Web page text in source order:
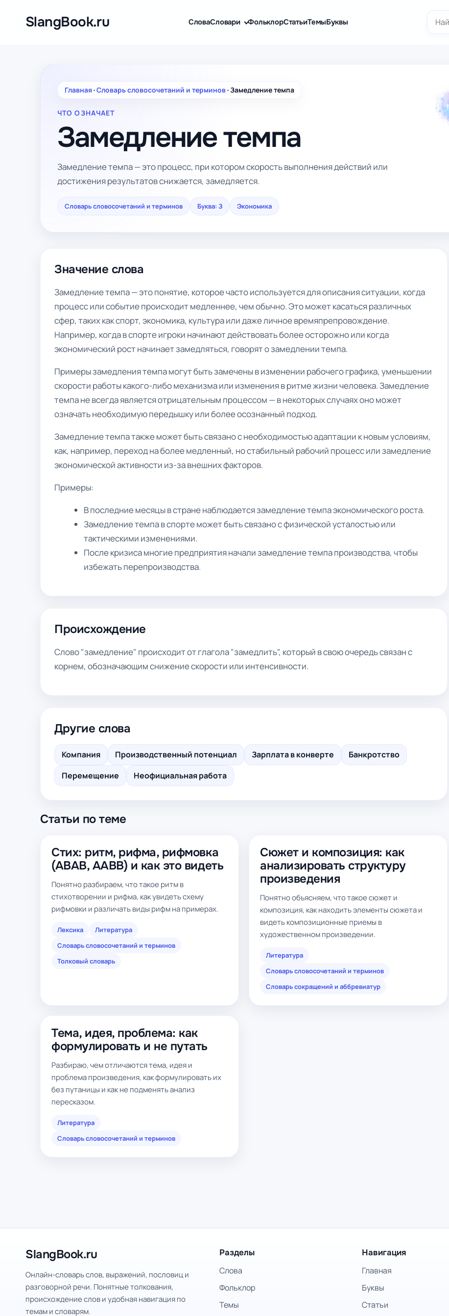
содержимомуSlangBook.ru СловаСловари ФольклорСтатьиТемыБуквы
Главная•Словарь словосочетаний и терминов•Замедление темпа
ЧТО ОЗНАЧАЕТ
Замедление темпа
Замедление темпа — это процесс, при котором скорость выполнения действий или
достижения результатов снижается, замедляется.
Словарь словосочетаний и терминов Буква: З Экономика
Значение слова
Замедление темпа — это понятие, которое часто используется для описания ситуации, когда
процесс или событие происходит медленнее, чем обычно. Это может касаться различных
сфер, таких как спорт, экономика, культура или даже личное времяпрепровождение.
Например, когда в спорте игроки начинают действовать более осторожно или когда
экономический рост начинает замедляться, говорят о замедлении темпа.
Примеры замедления темпа могут быть замечены в изменении рабочего графика, уменьшении
скорости работы какого-либо механизма или изменения в ритме жизни человека. Замедление
темпа не всегда является отрицательным процессом — в некоторых случаях оно может
означать необходимую передышку или более осознанный подход.
Замедление темпа также может быть связано с необходимостью адаптации к новым условиям,
как, например, переход на более медленный, но стабильный рабочий процесс или замедление
экономической активности из-за внешних факторов.
Примеры:
В последние месяцы в стране наблюдается замедление темпа экономического роста.
Замедление темпа в спорте может быть связано с физической усталостью или
тактическими изменениями.
После кризиса многие предприятия начали замедление темпа производства, чтобы
избежать перепроизводства.
Происхождение
Слово "замедление" происходит от глагола "замедлить", который в свою очередь связан с
корнем, обозначающим снижение скорости или интенсивности.
Другие слова
Компания Производственный потенциал Зарплата в конверте
Банкротство
Перемещение
Неофициальная работа
Статьи по теме
Стих: ритм, рифма, рифмовка
(ABAB, AABB) и как это видеть
Понятно разбираем, что такое ритм в
стихотворении и рифма, как увидеть схему
рифмовки и различать виды рифм на примерах.
Лексика
Литература
Словарь словосочетаний и терминов
Толковый словарь
Сюжет и композиция: как
анализировать структуру
произведения
Понятно объясняем, что такое сюжет и
композиция, как находить элементы сюжета и
видеть композиционные приемы в
художественном произведении.
Литература
Словарь словосочетаний и терминов
Словарь сокращений и аббревиатур
Тема, идея, проблема: как
формулировать и не путать
Разбираю, чем отличаются тема, идея и
проблема произведения, как формулировать их
без путаницы и как не подменять анализ
пересказом.
Литература
Словарь словосочетаний и терминов
SlangBook.ru
Онлайн-словарь слов, выражений, пословиц и
разговорной речи. Понятные толкования,
происхождение слов и удобная навигация по
темам и словарям.
Разделы
Слова
Фольклор
Темы
Навигация
Главная
Буквы
Статьи